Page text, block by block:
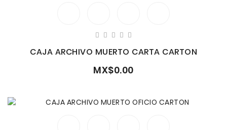
CAJA ARCHIVO MUERTO CARTA CARTON
MX$0.00